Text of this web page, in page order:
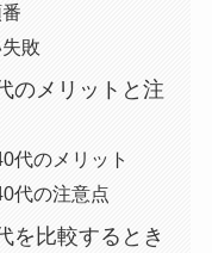
敗
のメリットと注
代のメリット
代の注意点
を比較するとき